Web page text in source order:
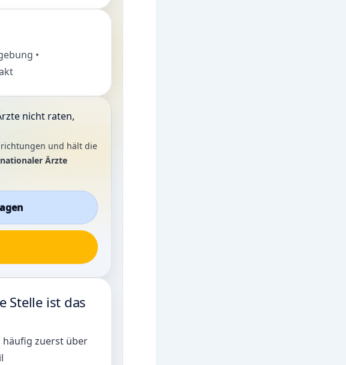
•
nicht raten,
und hält die
Ärzte
Stelle ist das
häufig zuerst über